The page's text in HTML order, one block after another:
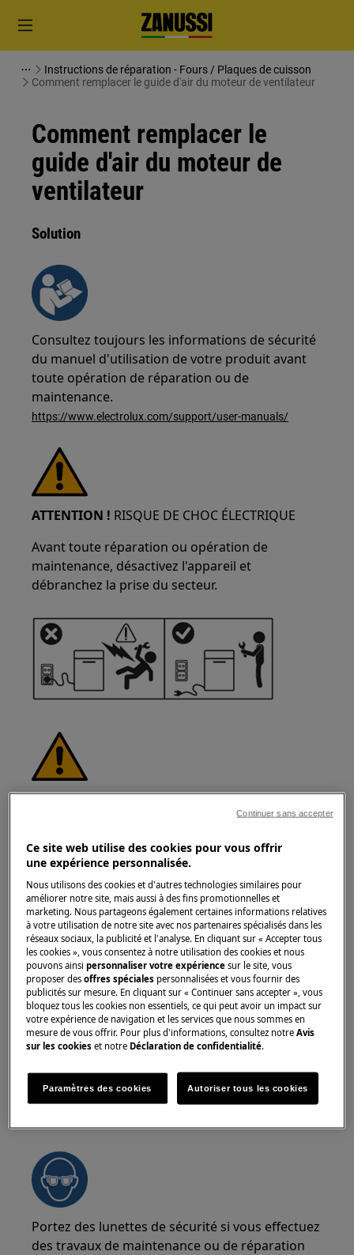
Instructions de réparation - Fours / Plaques de cuisson
Comment remplacer le guide d'air du moteur de ventilateur
Comment remplacer le
guide d'air du moteur de
ventilateur
Solution
Consultez toujours les informations de sécurité
du manuel d'utilisation de votre produit avant
toute opération de réparation ou de
maintenance.
https://www.electrolux.com/support/user-manuals/
ATTENTION ! RISQUE DE CHOC ÉLECTRIQUE
Avant toute réparation ou opération de
maintenance, désactivez l'appareil et
débranchez la prise du secteur.
ATTENTION !RISQUE DE BLESSURE
Faites toujours attention lorsque vous déplacez
des appareils. Pour les appareils lourds, il est
plus sûr que deux personnes les déplacent.
Utilisez toujours des gants de sécurité et des
chaussures de sécurité. Portez des gants de
sécurité en tout temps pour vous protéger des
coupures dues aux bords tranchants.
Portez des lunettes de sécurité si vous effectuez
des travaux de maintenance ou de réparation
Ce site web utilise des cookies pour vous offrir
une expérience personnalisée.
Nous utilisons des cookies et d'autres technologies similaires pour
améliorer notre site, mais aussi à des fins promotionnelles et
marketing. Nous partageons également certaines informations relatives
à votre utilisation de notre site avec nos partenaires spécialisés dans les
réseaux sociaux, la publicité et l'analyse. En cliquant sur « Accepter tous
les cookies », vous consentez à notre utilisation des cookies et nous
pouvons ainsipersonnaliser votre expériencesur le site, vous
proposer desoffres spéciales personnalisées et vous fournir des
publicités sur mesure. En cliquant sur « Continuer sans accepter », vous
bloquez tous les cookies non essentiels, ce qui peut avoir un impact sur
votre expérience de navigation et les services que nous sommes en
mesure de vous offrir. Pour plus d'informations, consultez notreAvis
sur les cookies et notre Déclaration de confidentialité.
Paramètres des cookies Autoriser tous les cookies
Continuer sans accepter